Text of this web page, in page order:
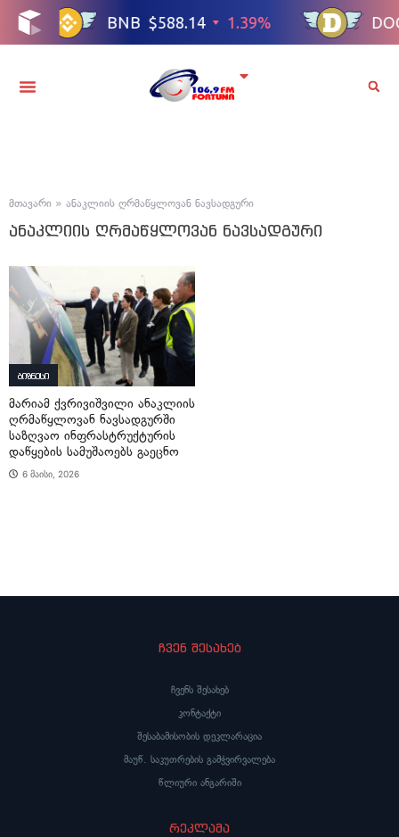
მთავარი » ანაკლიის ღრმაწყლოვან ნავსადგური
ანაკლიის ღრმაწყლოვან ნავსადგური
ბიზნესი
მარიამ ქვრივიშვილი ანაკლიის
ღრმაწყლოვან ნავსადგურში
საზღვაო ინფრასტრუქტურის
დაწყების სამუშაოებს გაეცნო
6 მაისი, 2026
ჩვენ შესახებ
ჩვენს შესახებ
კონტაქტი
შესაბამისობის დეკლარაცია
მაუწ. საკუთრების გამჭვირვალება
წლიური ანგარიში
რეკლამა